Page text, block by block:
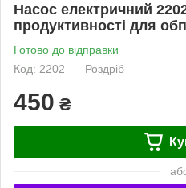
Насос електричний
продуктивності для
Готово до відправки
Код: 2202
Роздріб
450 ₴